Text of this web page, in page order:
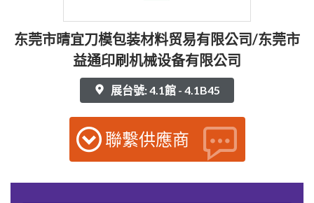
东莞市晴宜刀模包装材料贸易有限公司/东莞市
益通印刷机械设备有限公司
展台號: 4.1館 - 4.1B45
聯繫供應商